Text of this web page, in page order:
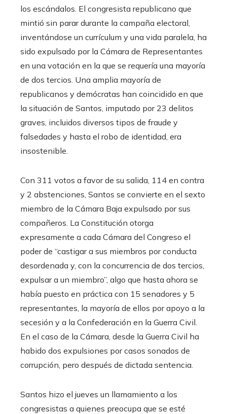
los escándalos. El congresista republicano que
mintió sin parar durante la campaña electoral,
inventándose un currículum y una vida paralela, ha
sido expulsado por la Cámara de Representantes
en una votación en la que se requería una mayoría
de dos tercios. Una amplia mayoría de
republicanos y demócratas han coincidido en que
la situación de Santos, imputado por 23 delitos
graves, incluidos diversos tipos de fraude y
falsedades y hasta el robo de identidad, era
insostenible.
Con 311 votos a favor de su salida, 114 en contra
y 2 abstenciones, Santos se convierte en el sexto
miembro de la Cámara Baja expulsado por sus
compañeros. La Constitución otorga
expresamente a cada Cámara del Congreso el
poder de “castigar a sus miembros por conducta
desordenada y, con la concurrencia de dos tercios,
expulsar a un miembro”, algo que hasta ahora se
había puesto en práctica con 15 senadores y 5
representantes, la mayoría de ellos por apoyo a la
secesión y a la Confederación en la Guerra Civil.
En el caso de la Cámara, desde la Guerra Civil ha
habido dos expulsiones por casos sonados de
corrupción, pero después de dictada sentencia.
Santos hizo el jueves un llamamiento a los
congresistas a quienes preocupa que se esté